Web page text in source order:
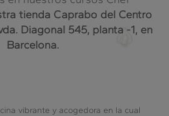
tienda Caprabo del Centro
Diagonal 545, planta -1, en
Barcelona.
vibrante y acogedora en la cual